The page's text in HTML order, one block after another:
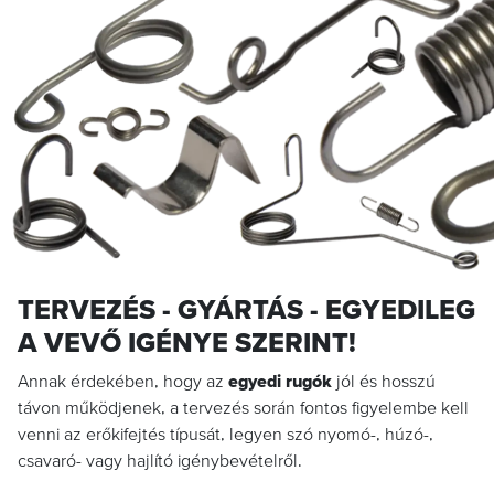
TERVEZÉS - GYÁRTÁS - EGYEDILEG
A VEVŐ IGÉNYE SZERINT!
Annak érdekében, hogy az egyedi rugók jól és hosszú
távon működjenek, a tervezés során fontos figyelembe kell
venni az erőkifejtés típusát, legyen szó nyomó-, húzó-,
csavaró- vagy hajlító igénybevételről.